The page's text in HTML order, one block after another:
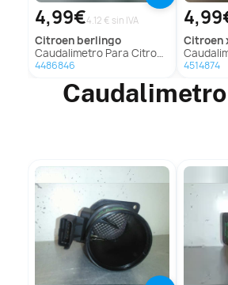
4,99€4.12 € sin IVA
citroen berlingo
Caudalimetro Para Citroen Berlingo
4486846
citroen
4514874